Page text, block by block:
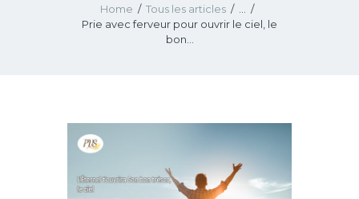
Home Tous les articles
Prie avec ferveur pour ouvrir le ciel, le
bon...